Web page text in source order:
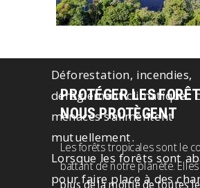
PROTÉGER LES
NOUS PROTÈGENT
Les forêts tropicales sont le
battant de notre planète.
plus de la moitié de toutes
Déforestation, incendies,
dérèglement climatique :
menaces s’alimentent
mutuellement.
Lorsque les forêts sont
pour faire place à des